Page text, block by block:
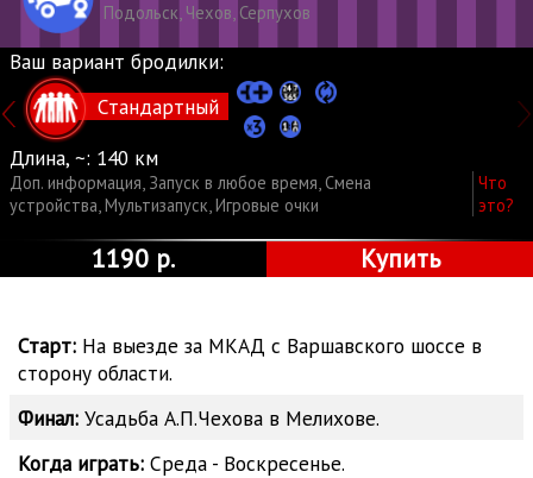
Подольск, Чехов, Серпухов
Ваш вариант бродилки:
Стандартный
Длина, ~: 140 км
Доп. информация, Запуск в любое время, Смена
устройства,Мультизапуск,Игровые очки
Что
это?
1190 р. Купить
Старт: На выезде за МКАД с Варшавского шоссе в
сторону области.
Финал:Усадьба А.П.Чехова в Мелихове.
Когда играть:Среда - Воскресенье.